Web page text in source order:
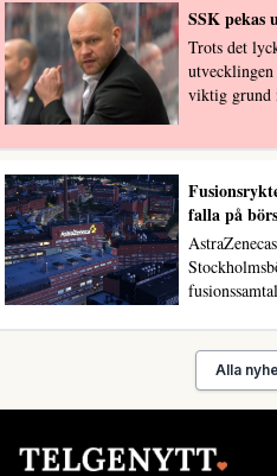
SSK pekas
Trots det
viktig grund
falla på
Alla